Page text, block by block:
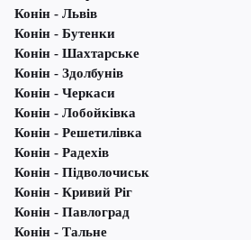
Конін - Львів
Конін - Бутенки
Конін - Шахтарське
Конін - Здолбунів
Конін - Черкаси
Конін - Лобойківка
Конін - Решетилівка
Конін - Радехів
Конін - Підволочиськ
Конін - Кривий Ріг
Конін - Павлоград
Конін - Тальне